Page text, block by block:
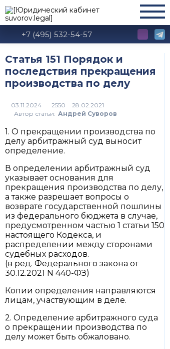
+7 (495) 532-54-57
Статья 151 Порядок и
последствия прекращения
производства по делу
2550
Автор статьи: Андрей Суворов
1. О прекращении производства по
делу арбитражный суд выносит
определение.
В определении арбитражный суд
указывает основания для
прекращения производства по делу,
а также разрешает вопросы о
возврате государственной пошлины
из федерального бюджета в случае,
предусмотренном частью 1 статьи 150
настоящего Кодекса, и
распределении между сторонами
судебных расходов.
(в ред. Федерального закона от
30.12.2021 N 440-ФЗ)
Копии определения направляются
лицам, участвующим в деле.
2. Определение арбитражного суда
о прекращении производства по
делу может быть обжаловано.